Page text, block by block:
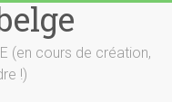
(en cours de création,
!)